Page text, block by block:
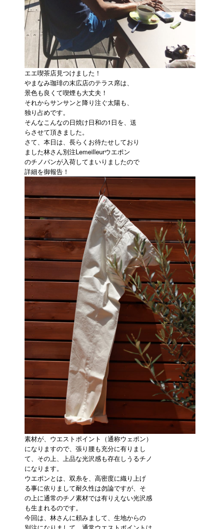
エエ喫茶店見つけました！
やまなみ珈琲の末広店のテラス席は、
景色も良くて喫煙も大丈夫！
それからサンサンと降り注ぐ太陽も、
独り占めです。
そんなこんなの日焼け日和の1日を、送
らさせて頂きました。
さて、本日は、長らくお待たせしており
ました林さん別注Lemeilleurウエポン
のチノパンが入荷してまいりましたので
詳細を御報告！
素材が、ウエストポイント（通称ウェポン）
になりますので、張り腰も充分に有りまし
て、その上、上品な光沢感も存在しうるチノ
になります。
ウエポンとは、双糸を、高密度に織り上げ
る事に依りまして耐久性は勿論ですが、そ
の上に通常のチノ素材では有りえない光沢感
も生まれるのです。
今回は、林さんに頼みまして、生地からの